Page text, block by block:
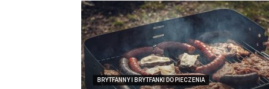
BRYTFANNY I BRYTFANKI DO PIECZENIA